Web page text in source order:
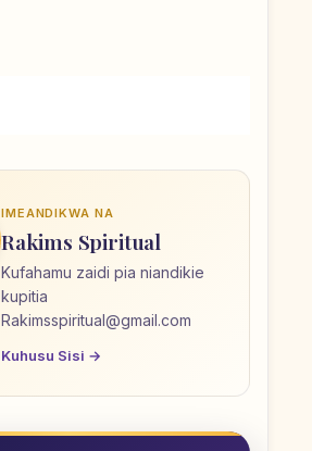
IMEANDIKWA NA
Rakims Spiritual
Kufahamu zaidi pia niandikie
kupitia
Rakimsspiritual@gmail.com
Kuhusu Sisi →